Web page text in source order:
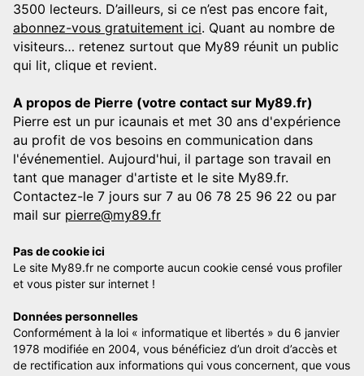
3500 lecteurs. D’ailleurs, si ce n’est pas encore fait,
abonnez-vous gratuitement ici. Quant au nombre de
visiteurs… retenez surtout que My89 réunit un public
qui lit, clique et revient.
A propos de Pierre (votre contact sur My89.fr)
Pierre est un pur icaunais et met 30 ans d'expérience
au profit de vos besoins en communication dans
l'événementiel. Aujourd'hui, il partage son travail en
tant que manager d'artiste et le site My89.fr.
Contactez-le 7 jours sur 7 au 06 78 25 96 22 ou par
mail sur pierre@my89.fr
Pas de cookie ici
Le site My89.fr ne comporte aucun cookie censé vous profiler
et vous pister sur internet !
Données personnelles
Conformément à la loi « informatique et libertés » du 6 janvier
1978 modifiée en 2004, vous bénéficiez d’un droit d’accès et
de rectification aux informations qui vous concernent, que vous